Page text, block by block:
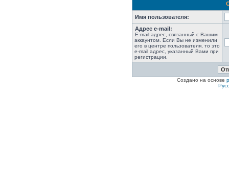
Имя пользователя:
Адрес e-mail:
E-mail адрес, связанный с Вашим
аккаунтом. Если Вы не изменили
его в центре пользователя, то это
e-mail адрес, указанный Вами при
регистрации.
Создано на основе